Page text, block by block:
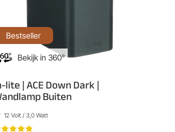
Bekijk in 360°
Bestseller
lite | ACE Down Dark |
Buiten
12 Volt / 3,0 Watt